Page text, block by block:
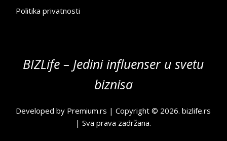
Politika privatnosti
BIZLife – Jedini influenser u svetu
biznisa
Developed by Premium.rs | Copyright © 2026.bizlife.rs
| Sva prava zadržana.